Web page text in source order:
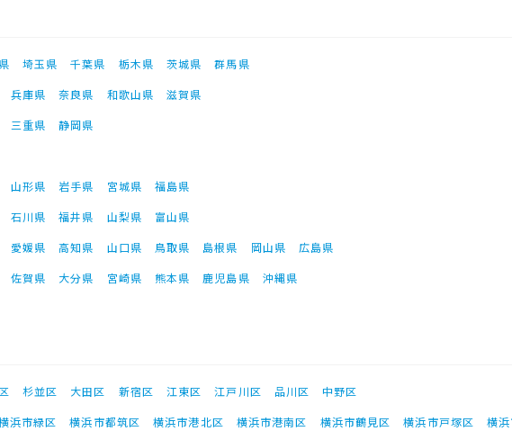
埼玉県 千葉県 栃木県 茨城県
群馬県
兵庫県 奈良県 和歌山県
滋賀県
三重県
静岡県
山形県 岩手県 宮城県
福島県
石川県 福井県 山梨県
富山県
愛媛県 高知県 山口県 鳥取県 島根県 岡山県
広島県
佐賀県 大分県 宮崎県 熊本県 鹿児島県 沖縄県
杉並区 大田区 新宿区 江東区 江戸川区 品川区
中野区
浜市緑区 横浜市都筑区 横浜市港北区 横浜市港南区 横浜市鶴見区 横浜市戸塚区
横